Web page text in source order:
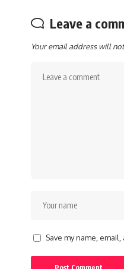
Leave a
Your email address will
Save my name,